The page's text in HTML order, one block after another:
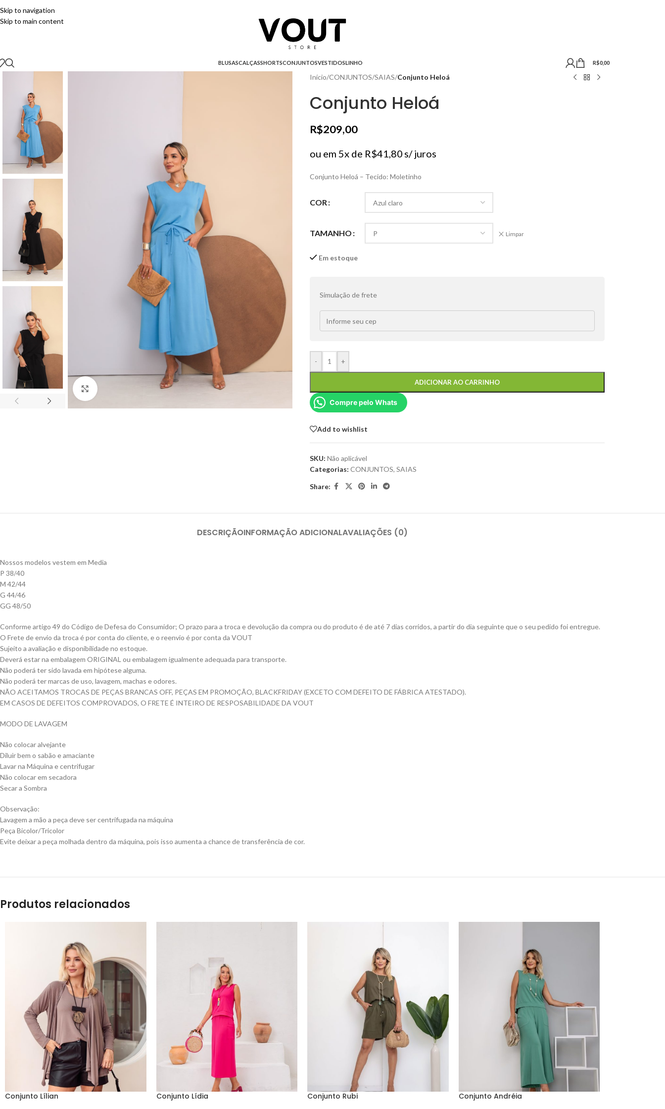
Skip to navigation
Skip to main content
BLUSASCALÇASSHORTSCONJUNTOSVESTIDOSLINHO R$0,00
Início/CONJUNTOS/SAIAS/Conjunto Heloá
Conjunto Heloá
R$209,00
ou em 5x de R$41,80 s/ juros
Conjunto Heloá – Tecido: Moletinho
COR
TAMANHO Limpar
Em estoque
Simulação de frete
- +
ADICIONAR AO CARRINHO
Compre pelo Whats
Add to wishlist
SKU: Não aplicável
Categorias: CONJUNTOS, SAIAS
Share:
DESCRIÇÃOINFORMAÇÃO ADICIONALAVALIAÇÕES (0)
Nossos modelos vestem em Media
P 38/40
M 42/44
G 44/46
GG 48/50
Conforme artigo 49 do Código de Defesa do Consumidor; O prazo para a troca e devolução da compra ou do produto é de até 7 dias corridos, a partir do dia seguinte que o seu pedido foi entregue.
O Frete de envio da troca é por conta do cliente, e o reenvio é por conta da VOUT
Sujeito a avaliação e disponibilidade no estoque.
Deverá estar na embalagem ORIGINAL ou embalagem igualmente adequada para transporte.
Não poderá ter sido lavada em hipótese alguma.
Não poderá ter marcas de uso, lavagem, machas e odores.
NÃO ACEITAMOS TROCAS DE PEÇAS BRANCAS OFF, PEÇAS EM PROMOÇÃO, BLACKFRIDAY (EXCETO COM DEFEITO DE FÁBRICA ATESTADO).
EM CASOS DE DEFEITOS COMPROVADOS, O FRETE É INTEIRO DE RESPOSABILIDADE DA VOUT
MODO DE LAVAGEM
Não colocar alvejante
Diluir bem o sabão e amaciante
Lavar na Máquina e centrifugar
Não colocar em secadora
Secar a Sombra
Observação:
Lavagem a mão a peça deve ser centrifugada na máquina
Peça Bicolor/Tricolor
Evite deixar a peça molhada dentro da máquina, pois isso aumenta a chance de transferência de cor.
Produtos relacionados
Conjunto Lílian Conjunto Lídia Conjunto Rubi Conjunto Andréia